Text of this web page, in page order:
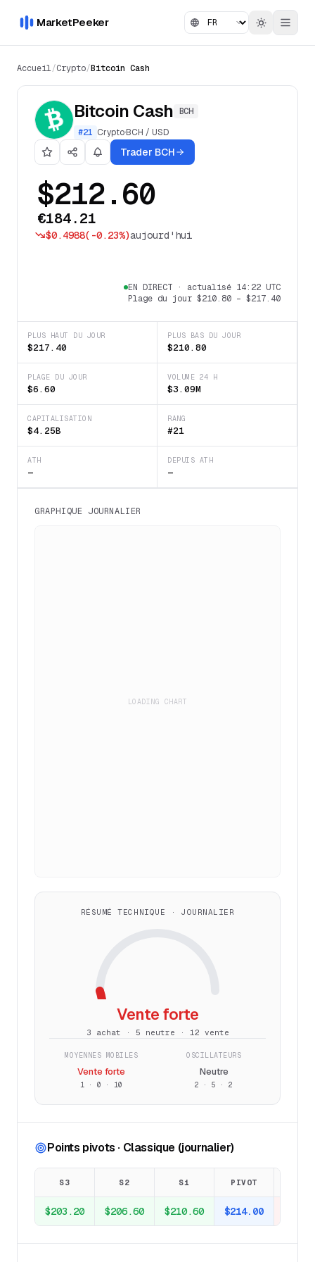
MarketPeeker
Accueil/Crypto/Bitcoin Cash
Bitcoin Cash BCH
#21 Crypto·BCH / USD
Trader BCH
$212.60
€184.21
$0.4988( -0.23%)aujourd'hui
EN DIRECT · actualisé 14:22 UTC
Plage du jour $210.80 – $217.40
PLUS HAUT DU JOUR
$217.40
PLUS BAS DU JOUR
$210.80
PLAGE DU JOUR
$6.60
VOLUME 24 H
$3.09M
CAPITALISATION
$4.25B
RANG
#21
ATH
—
DEPUIS ATH
—
GRAPHIQUE JOURNALIER
LOADING CHART
RÉSUMÉ TECHNIQUE · JOURNALIER
Vente forte
3 achat · 5 neutre · 12 vente
MOYENNES MOBILES
Vente forte
1 · 0 · 10
OSCILLATEURS
Neutre
2 · 5 · 2
Points pivots · Classique (journalier)
S3 S2 S1 PIVOT
$203.20 $206.60 $210.60 $214.00